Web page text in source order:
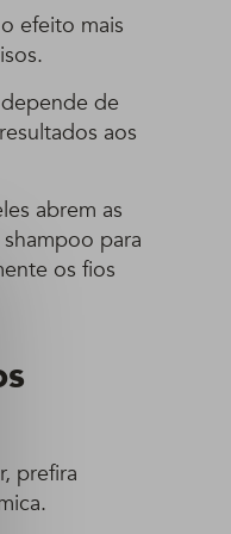
efeito mais
de
aos
abrem as
para
os fios
prefira